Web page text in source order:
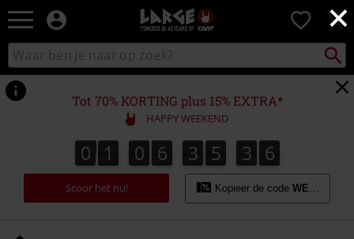
×
Large
–
Muziek-,
en
gaming-
merch
+
alternatieve
kleding
0
Zoek
in
catalogus
zoeken
Tot 70% KORTING plus 15% EXTRA*
HAPPY WEEKEND
0
0 1
1 0
0 6
6 3
3 5
5 3
3
3
3 4
5
4
6
5
Scoor het nu! Kopieer de code WEEKEND